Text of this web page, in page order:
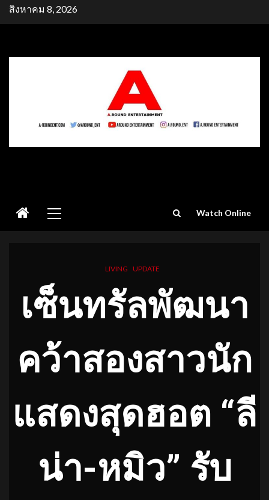
Skipสิงหาคม 8, 2026
Menu
Watch Online
LIVING UPDATE
เซ็นทรัลพัฒนา
คว้าสองสาวนัก
แสดงสุดฮอต “ลี
น่า-หมิว” รับ